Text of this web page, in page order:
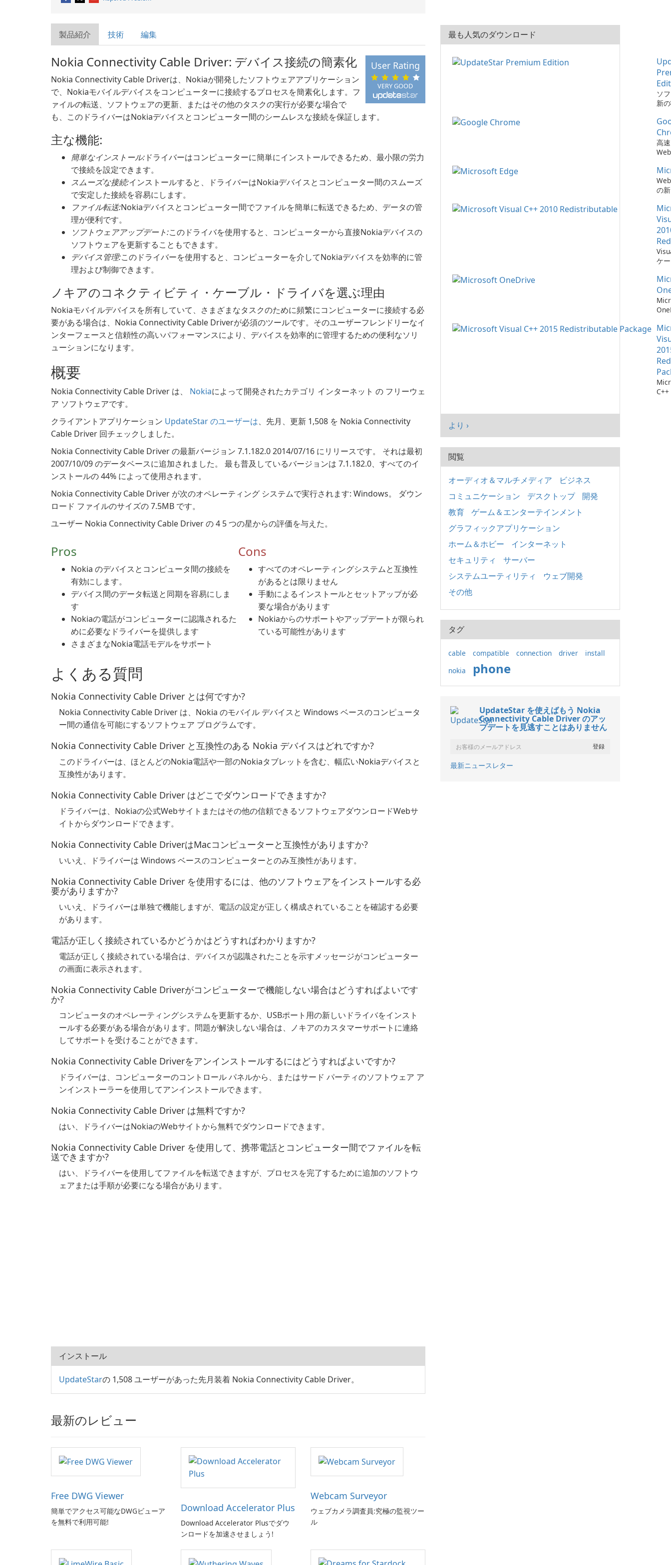
製品紹介 技術 編集
VERY GOOD
User Rating
Nokia Connectivity Cable Driver: デバイス接続の簡素化
Nokia Connectivity Cable Driverは、Nokiaが開発したソフトウェアアプリケーション
で、Nokiaモバイルデバイスをコンピューターに接続するプロセスを簡素化します。フ
ァイルの転送、ソフトウェアの更新、またはその他のタスクの実行が必要な場合で
も、このドライバーはNokiaデバイスとコンピューター間のシームレスな接続を保証します。
主な機能:
簡単なインストール: ドライバーはコンピューターに簡単にインストールできるため、最小限の労力
で接続を設定できます。
スムーズな接続:インストールすると、ドライバーはNokiaデバイスとコンピューター間のスムーズ
で安定した接続を容易にします。
ファイル転送:Nokiaデバイスとコンピューター間でファイルを簡単に転送できるため、データの管
理が便利です。
ソフトウェアアップデート:このドライバを使用すると、コンピューターから直接Nokiaデバイスの
ソフトウェアを更新することもできます。
デバイス管理:このドライバーを使用すると、コンピューターを介してNokiaデバイスを効率的に管
理および制御できます。
ノキアのコネクティビティ・ケーブル・ドライバを選ぶ理由
Nokiaモバイルデバイスを所有していて、さまざまなタスクのために頻繁にコンピューターに接続する必
要がある場合は、Nokia Connectivity Cable Driverが必須のツールです。そのユーザーフレンドリーなイ
ンターフェースと信頼性の高いパフォーマンスにより、デバイスを効率的に管理するための便利なソリ
ューションになります。
概要
Nokia Connectivity Cable Driver は、 Nokiaによって開発されたカテゴリ インターネット の フリーウェ
ア ソフトウェアです。
クライアントアプリケーション UpdateStar のユーザーは、先月、更新 1,508 を Nokia Connectivity
Cable Driver 回チェックしました。
Nokia Connectivity Cable Driver の最新バージョン 7.1.182.0 2014/07/16 にリリースです。 それは最初
2007/10/09 のデータベースに追加されました。 最も普及しているバージョンは 7.1.182.0、すべてのイ
ンストールの 44% によって使用されます。
Nokia Connectivity Cable Driver が次のオペレーティング システムで実行されます: Windows。 ダウン
ロード ファイルのサイズの 7.5MB です。
ユーザー Nokia Connectivity Cable Driver の 4 5 つの星からの評価を与えた。
Pros
Nokia のデバイスとコンピュータ間の接続を
有効にします。
デバイス間のデータ転送と同期を容易にしま
す
Nokiaの電話がコンピューターに認識されるた
めに必要なドライバーを提供します
さまざまなNokia電話モデルをサポート
Cons
すべてのオペレーティングシステムと互換性
があるとは限りません
手動によるインストールとセットアップが必
要な場合があります
Nokiaからのサポートやアップデートが限られ
ている可能性があります
よくある質問
Nokia Connectivity Cable Driver とは何ですか?
Nokia Connectivity Cable Driver は、Nokia のモバイル デバイスと Windows ベースのコンピュータ
ー間の通信を可能にするソフトウェア プログラムです。
Nokia Connectivity Cable Driver と互換性のある Nokia デバイスはどれですか?
このドライバーは、ほとんどのNokia電話や一部のNokiaタブレットを含む、幅広いNokiaデバイスと
互換性があります。
Nokia Connectivity Cable Driver はどこでダウンロードできますか?
ドライバーは、Nokiaの公式Webサイトまたはその他の信頼できるソフトウェアダウンロードWebサ
イトからダウンロードできます。
Nokia Connectivity Cable DriverはMacコンピューターと互換性がありますか?
いいえ、ドライバーは Windows ベースのコンピューターとのみ互換性があります。
Nokia Connectivity Cable Driver を使用するには、他のソフトウェアをインストールする必
要がありますか?
いいえ、ドライバーは単独で機能しますが、電話の設定が正しく構成されていることを確認する必要
があります。
電話が正しく接続されているかどうかはどうすればわかりますか?
電話が正しく接続されている場合は、デバイスが認識されたことを示すメッセージがコンピューター
の画面に表示されます。
Nokia Connectivity Cable Driverがコンピューターで機能しない場合はどうすればよいです
か?
コンピュータのオペレーティングシステムを更新するか、USBポート用の新しいドライバをインスト
ールする必要がある場合があります。問題が解決しない場合は、ノキアのカスタマーサポートに連絡
してサポートを受けることができます。
Nokia Connectivity Cable Driverをアンインストールするにはどうすればよいですか?
ドライバーは、コンピューターのコントロール パネルから、またはサード パーティのソフトウェア ア
ンインストーラーを使用してアンインストールできます。
Nokia Connectivity Cable Driver は無料ですか?
はい、ドライバーはNokiaのWebサイトから無料でダウンロードできます。
Nokia Connectivity Cable Driver を使用して、携帯電話とコンピューター間でファイルを転
送できますか?
はい、ドライバーを使用してファイルを転送できますが、プロセスを完了するために追加のソフトウ
ェアまたは手順が必要になる場合があります。
インストール
UpdateStarの 1,508 ユーザーがあった先月装着 Nokia Connectivity Cable Driver。
最新のレビュー
Free DWG Viewer
簡単でアクセス可能なDWGビューア
を無料で利用可能!
Download Accelerator Plus
Download Accelerator Plusでダウ
ンロードを加速させましょう!
Webcam Surveyor
ウェブカメラ調査員:究極の監視ツー
ル
最も人気のダウンロード
ソ
新
で
簡
た。
高
の
ケ
ー
より ›
閲覧
オーディオ＆マルチメディア
ビジネス
コミュニケーション
デスクトップ
開発
教育
ゲーム＆エンターテインメント
グラフィックアプリケーション
ホーム＆ホビー
インターネット
セキュリティ
サーバー
システムユーティリティ
ウェブ開発
その他
タグ
cable compatible connection driver
install
nokia
phone
UpdateStar を使えばもう Nokia
Connectivity Cable Driver のアッ
プデートを見逃すことはありません
最新ニュースレター